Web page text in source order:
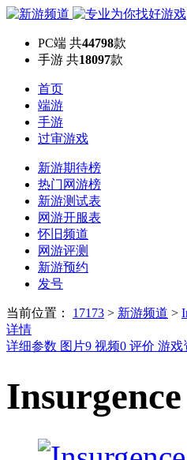
PC端 共44798款
手游 共18097款
首页
端游
手游
过审游戏
新游期待榜
热门网游榜
新游测试表
网游开服表
怀旧频道
网游评测
新游预约
发号
当前位置： 17173 > 新游频道 >
详情
详细参数 图片9 视频0 评价 游戏